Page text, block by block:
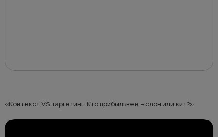
«Контекст VS таргетинг. Кто прибыльнее – слон или кит?»